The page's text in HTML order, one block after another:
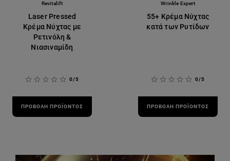
Revitalift
Laser Pressed
Κρέμα Νύχτας με
Ρετινόλη &
Νιασιναμίδη
0/5
ΠΡΟΒΟΛΉ ΠΡΟΪΌΝΤΟΣ
Wrinkle Expert
55+ Κρέμα Νύχτας
κατά των Ρυτίδων
0/5
ΠΡΟΒΟΛΉ ΠΡΟΪΌΝΤΟΣ